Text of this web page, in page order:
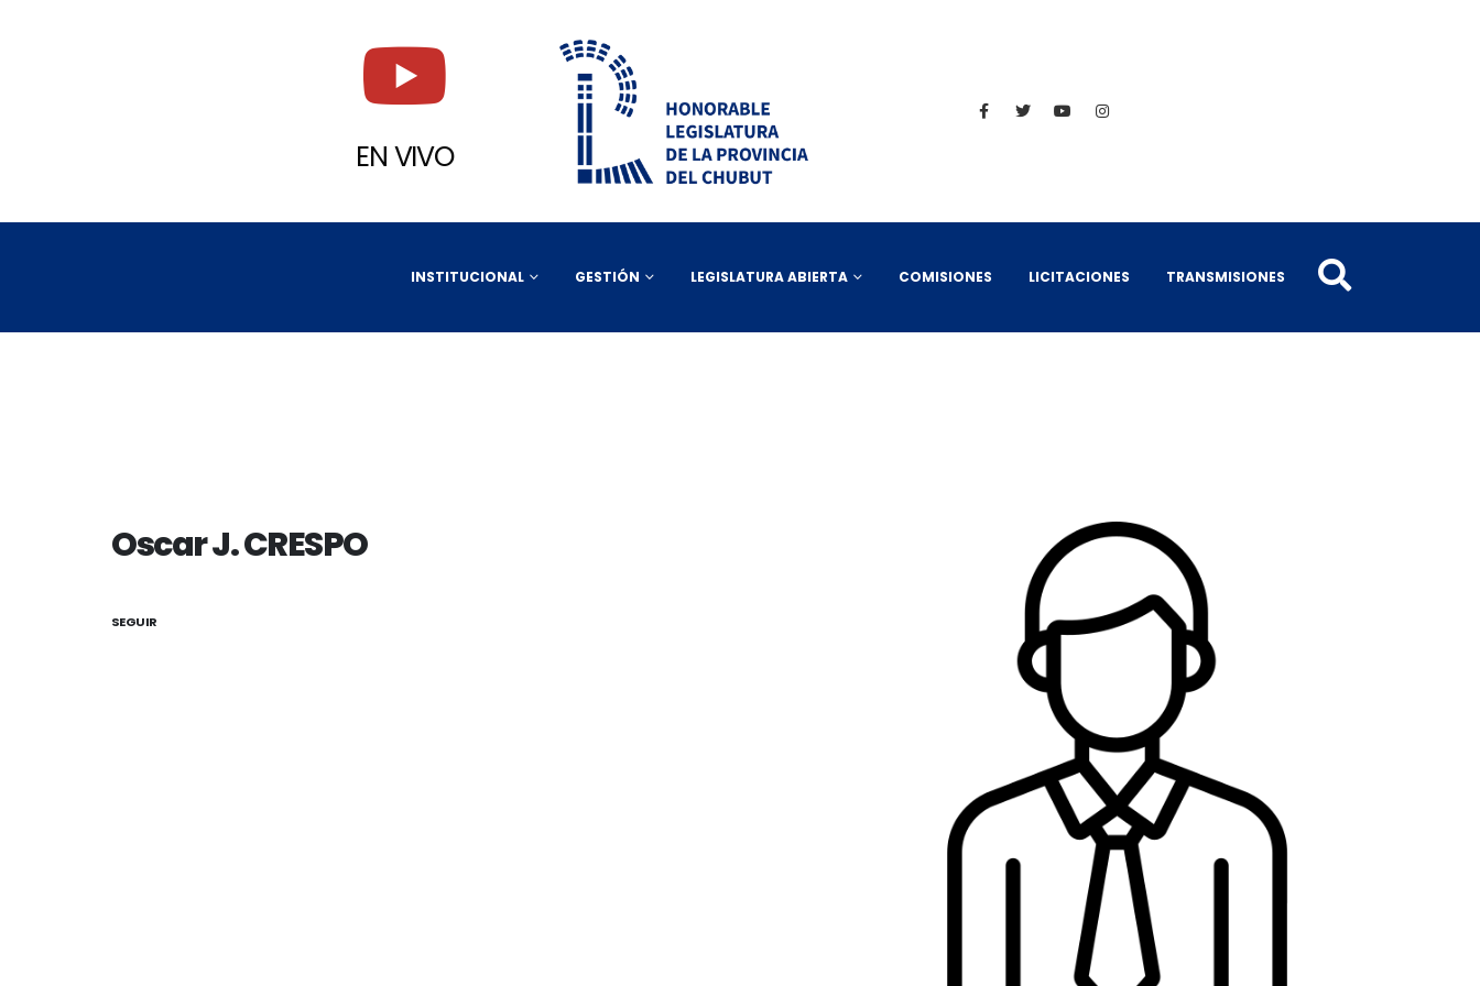
EN VIVO
INSTITUCIONAL GESTIÓN LEGISLATURA ABIERTA COMISIONES LICITACIONES TRANSMISIONES
Oscar J. CRESPO
SEGUIR